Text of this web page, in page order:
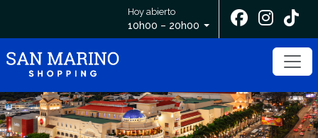
Hoy abierto
10h00 – 20h00